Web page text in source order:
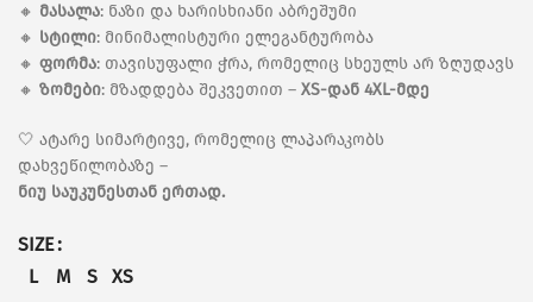
🔸 მასალა: ნაზი და ხარისხიანი აბრეშუმი
🔸 სტილი: მინიმალისტური ელეგანტურობა
🔸 ფორმა: თავისუფალი ჭრა, რომელიც სხეულს არ ზღუდავს
🔸 ზომები: მზადდება შეკვეთით – XS-დან 4XL-მდე
🤍 ატარე სიმარტივე, რომელიც ლაპარაკობს
დახვეწილობაზე –
ნიუ საუკუნესთან ერთად.
SIZE
L
M S XS